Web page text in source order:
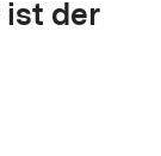
ist der